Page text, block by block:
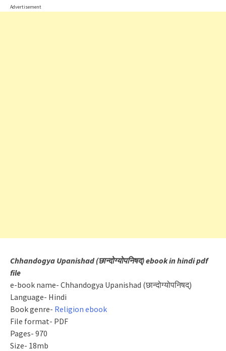
Advertisement
Chhandogya Upanishad (छान्दोग्योपनिषद्) ebook in hindipdf
file
e-book name- Chhandogya Upanishad (छान्दोग्योपनिषद्)
Language- Hindi
Book genre- Religion ebook
File format- PDF
Pages- 970
Size- 18mb